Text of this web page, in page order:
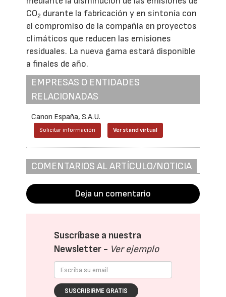
CO2 durante la fabricación y en sintonía con
el compromiso de la compañía en proyectos
climáticos que reducen las emisiones
residuales. La nueva gama estará disponible
a finales de año.
EMPRESAS O ENTIDADES
RELACIONADAS
Canon España, S.A.U.
Solicitar información Ver stand virtual
COMENTARIOS AL ARTÍCULO/NOTICIA
Deja un comentario
Suscríbase a nuestra
Newsletter - Ver ejemplo
SUSCRIBIRME GRATIS